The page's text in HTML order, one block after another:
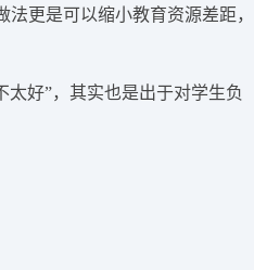
更是可以缩小教育资源差距，
好”，其实也是出于对学生负